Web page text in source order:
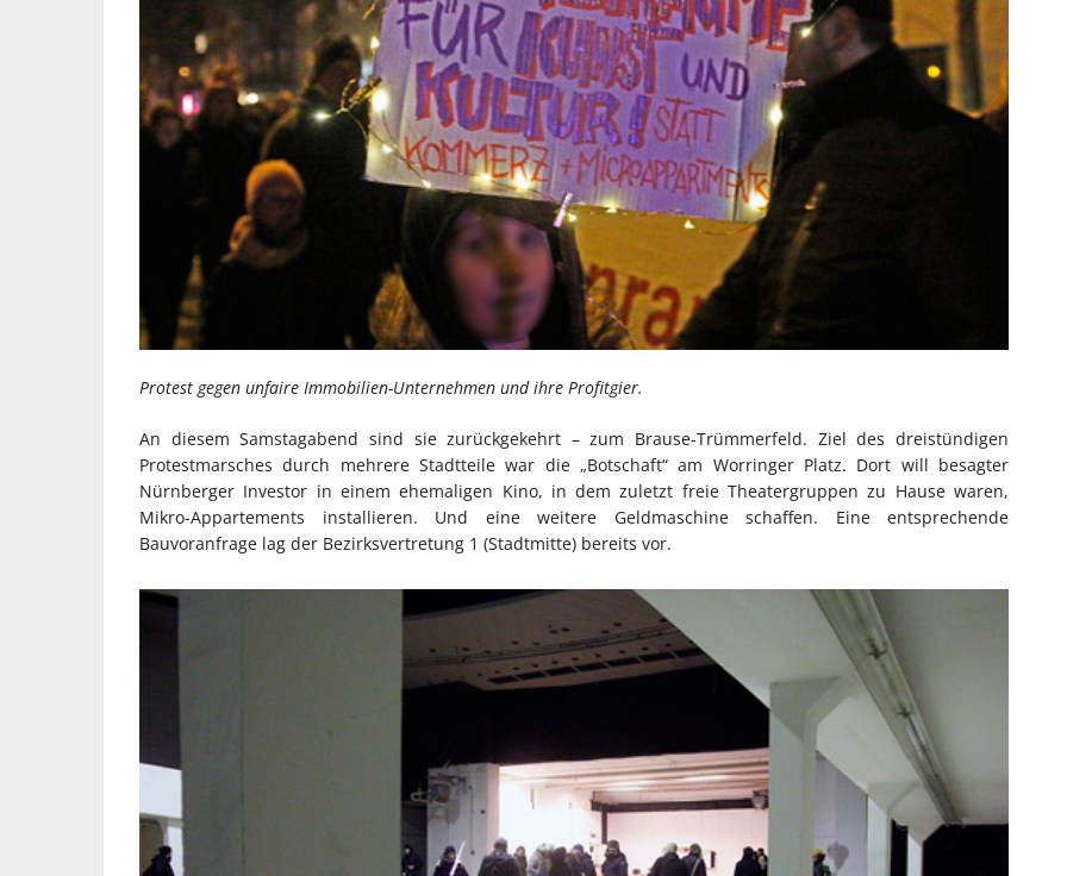
Protest gegen unfaire Immobilien-Unternehmen und ihre Profitgier.
An diesem Samstagabend sind sie zurückgekehrt – zum Brause-Trümmerfeld. Ziel des dreistündigen
Protestmarsches durch mehrere Stadtteile war die „Botschaft“ am Worringer Platz. Dort will besagter
Nürnberger Investor in einem ehemaligen Kino, in dem zuletzt freie Theatergruppen zu Hause waren,
Mikro-Appartements installieren. Und eine weitere Geldmaschine schaffen. Eine entsprechende
Bauvoranfrage lag der Bezirksvertretung 1 (Stadtmitte) bereits vor.